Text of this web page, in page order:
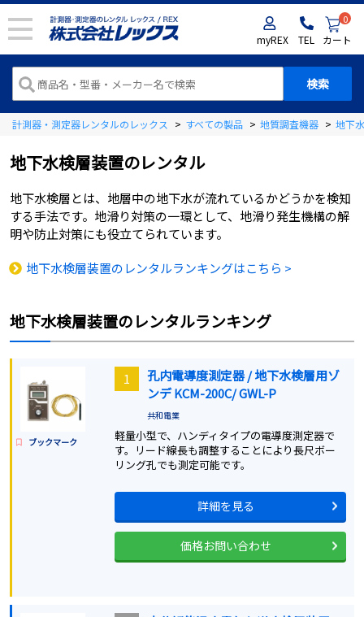
myREX TEL
0
カート
計測器・測定器レンタルのレックス > すべての製品 > 地質調査機器 > 地下
地下水検層装置のレンタル
地下水検層とは、地層中の地下水が流れているかどうかを検知
する手法です。地滑り対策の一環として、地滑り発生機構の解
明や防止対策にも役立てられています。
地下水検層装置のレンタルランキングはこちら >
地下水検層装置のレンタルランキング
ブックマーク
1
孔内電導度測定器 / 地下水検層用ゾ
ンデ KCM-200C/ GWL-P
共和電業
軽量小型で、ハンディタイプの電導度測定器で
す。リード線長も調整することにより長尺ボー
リング孔でも測定可能です。
詳細を見る
価格お問い合わせ